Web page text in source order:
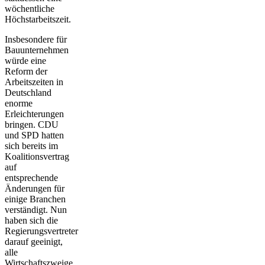
wöchentliche
Höchstarbeitszeit.
Insbesondere für
Bauunternehmen
würde eine
Reform der
Arbeitszeiten in
Deutschland
enorme
Erleichterungen
bringen. CDU
und SPD hatten
sich bereits im
Koalitionsvertrag
auf
entsprechende
Änderungen für
einige Branchen
verständigt. Nun
haben sich die
Regierungsvertreter
darauf geeinigt,
alle
Wirtschaftszweige